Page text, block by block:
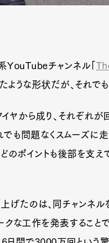
YouTubeチャンネル「
ような形状だが、それでも
ヤから成り、それぞれが
でも問題なくスムーズ
どのポイントも後部を支
げたのは、同チャンネ
クな工作を発表するこ